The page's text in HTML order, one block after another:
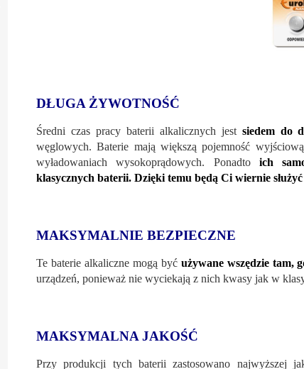
DŁUGA ŻYWOTNOŚĆ
Średni czas pracy baterii alkalicznych jest siedem do
węglowych. Baterie mają większą pojemność
wyładowaniach wysokoprądowych. Ponadto
ich
klasycznych baterii. Dzięki temu będą Ci wiernie służyć
MAKSYMALNIE BEZPIECZNE
Te baterie alkaliczne mogą być używane wszędzie tam,
urządzeń, ponieważ nie wyciekają z nich kwasy jak w
MAKSYMALNA JAKOŚĆ
Przy produkcji tych baterii zastosowano najwyższej